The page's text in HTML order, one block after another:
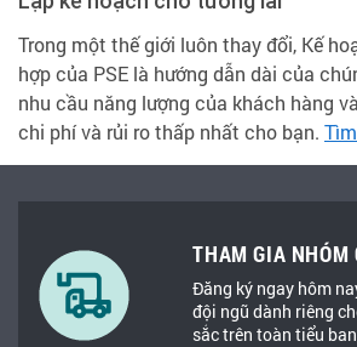
Trong một thế giới luôn thay đổi, Kế
hợp của PSE là hướng dẫn dài của
nhu cầu năng lượng của khách hàng
chi phí và rủi ro thấp nhất cho bạn.
THAM GIA NHÓM
Đăng ký ngay hôm
đội ngũ dành riêng
sắc trên toàn tiểu